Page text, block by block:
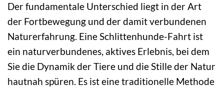
Der fundamentale Unterschied liegt in der Art
der Fortbewegung und der damit verbundenen
Naturerfahrung. Eine Schlittenhunde-Fahrt ist
ein naturverbundenes, aktives Erlebnis, bei dem
Sie die Dynamik der Tiere und die Stille der Natur
hautnah spüren. Es ist eine traditionelle Methode